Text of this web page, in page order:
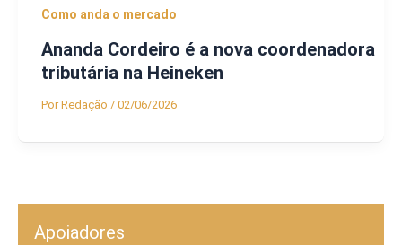
Como anda o mercado
Ananda Cordeiro é a nova coordenadora
tributária na Heineken
PorRedação / 02/06/2026
Apoiadores